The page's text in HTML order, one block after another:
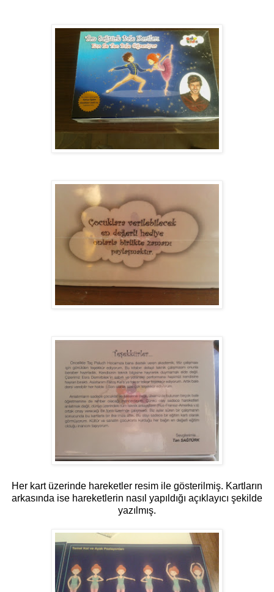
Her kart üzerinde hareketler resim ile gösterilmiş. Kartların
arkasında ise hareketlerin nasıl yapıldığı açıklayıcı şekilde
yazılmış.